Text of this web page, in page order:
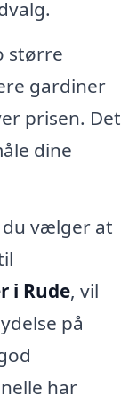
større
gardiner
prisen. Det
dine
du vælger at
i Rude, vil
på
har